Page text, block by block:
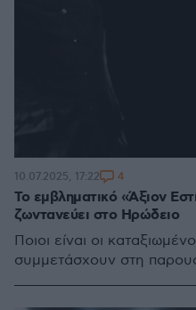
Το εμβληματικό «Άξιον
ζωντανεύει στο Ηρώδειο
Ποιοι είναι οι
συμμετάσχουν στη
10.07.2025, 17:22 4